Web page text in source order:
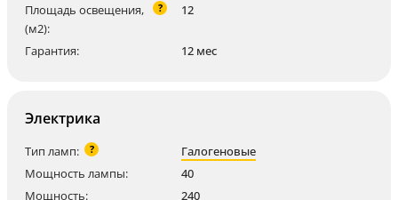
Площадь освещения,
(м2):
? 12
Гарантия: 12 мес
Электрика
Тип ламп: ?
Галогеновые
Мощность лампы:
40
Мощность:
240